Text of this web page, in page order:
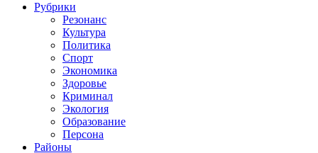
Рубрики
Резонанс
Культура
Политика
Спорт
Экономика
Здоровье
Криминал
Экология
Образование
Персона
Районы